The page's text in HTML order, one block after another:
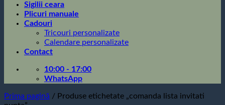
Sigilii ceara
Plicuri manuale
Cadouri
Tricouri personalizate
Calendare personalizate
Contact
10:00 - 17:00
WhatsApp
Prima pagină / Produse etichetate „comanda lista invitati